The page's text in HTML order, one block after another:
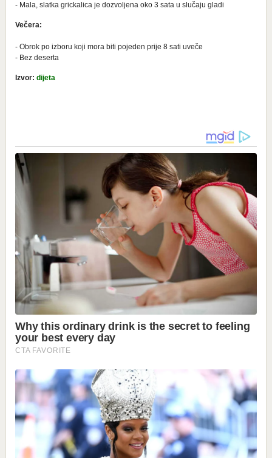
- Mala, slatka grickalica je dozvoljena oko 3 sata u slučaju gladi
Večera:
- Obrok po izboru koji mora biti pojeden prije 8 sati uveče
- Bez deserta
Izvor: dijeta